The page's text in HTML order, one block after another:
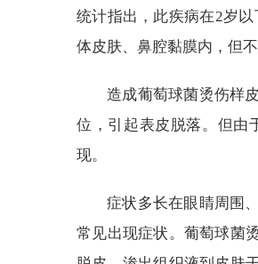
统计指出，此疾病在2岁
体皮肤、鼻腔黏膜内，但
造成葡萄球菌烫伤样
位，引起表皮脱落。但由
现。
症状多长在眼睛周围
常见出现症状。葡萄球菌